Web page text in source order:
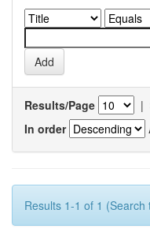
Results/Page |
In order
Results 1-1 of 1